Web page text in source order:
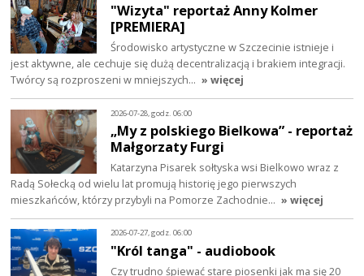
"Wizyta" reportaż Anny Kolmer
[PREMIERA]
Środowisko artystyczne w Szczecinie istnieje i
jest aktywne, ale cechuje się dużą decentralizacją i brakiem integracji.
Twórcy są rozproszeni w mniejszych… » więcej
2026-07-28, godz. 06:00
„My z polskiego Bielkowa” - reportaż
Małgorzaty Furgi
Katarzyna Pisarek sołtyska wsi Bielkowo wraz z
Radą Sołecką od wielu lat promują historię jego pierwszych
mieszkańców, którzy przybyli na Pomorze Zachodnie… » więcej
2026-07-27, godz. 06:00
"Król tanga" - audiobook
Czy trudno śpiewać stare piosenki jak ma się 20